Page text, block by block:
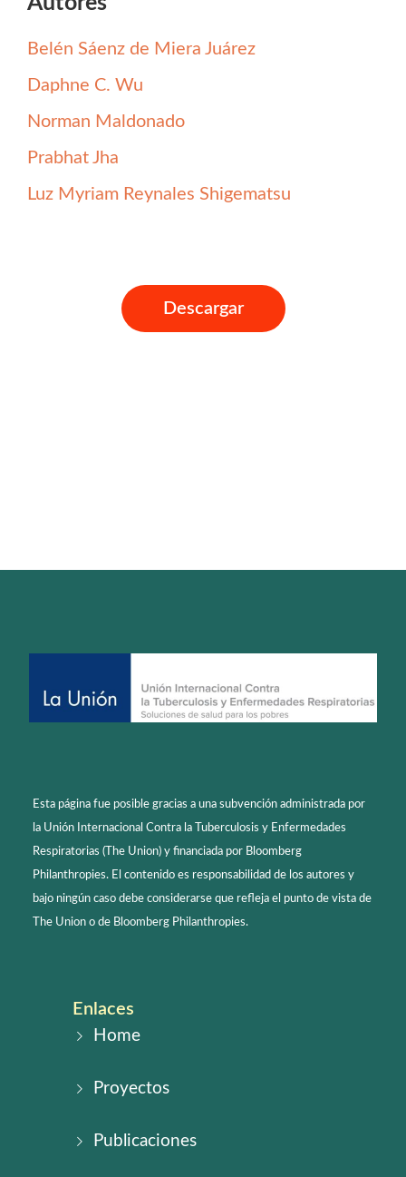
Belén Sáenz de Miera Juárez
Daphne C. Wu
Norman Maldonado
Prabhat Jha
Luz Myriam Reynales Shigematsu
Descargar
Esta página fue posible gracias a una subvención administrada por
la Unión Internacional Contra la Tuberculosis y Enfermedades
Respiratorias (The Union) y financiada por Bloomberg
Philanthropies. El contenido es responsabilidad de los autores y
bajo ningún caso debe considerarse que refleja el punto de vista de
The Union o de Bloomberg Philanthropies.
Enlaces
Home
Proyectos
Publicaciones